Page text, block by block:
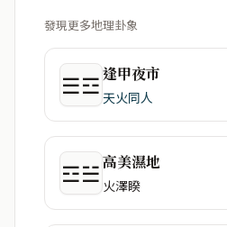
發現更多地理卦象
☰☲逢甲夜市
天火同人
☲☱高美濕地
火澤睽